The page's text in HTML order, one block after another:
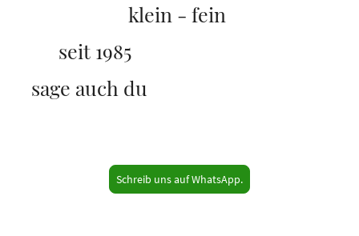
klein - fein
seit 1985
sage auch du
Schreib uns auf WhatsApp.